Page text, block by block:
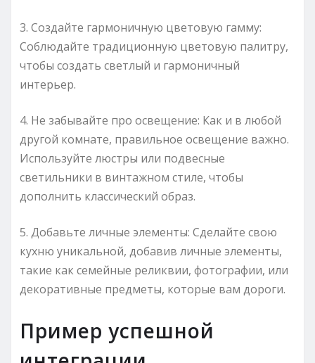
3. Создайте гармоничную цветовую гамму:
Соблюдайте традиционную цветовую палитру,
чтобы создать светлый и гармоничный
интерьер.
4. Не забывайте про освещение: Как и в любой
другой комнате, правильное освещение важно.
Используйте люстры или подвесные
светильники в винтажном стиле, чтобы
дополнить классический образ.
5. Добавьте личные элементы: Сделайте свою
кухню уникальной, добавив личные элементы,
такие как семейные реликвии, фотографии, или
декоративные предметы, которые вам дороги.
Пример успешной